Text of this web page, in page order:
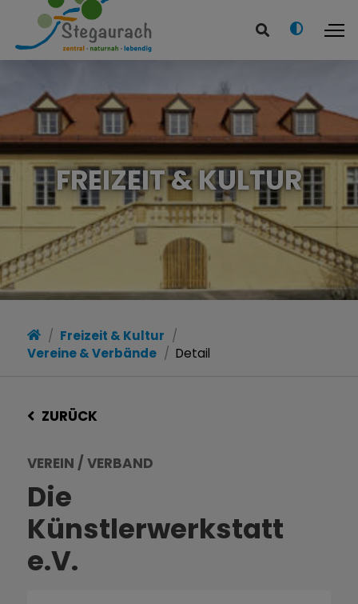
FREIZEIT & KULTUR
Freizeit & Kultur
Vereine & Verbände
Detail
ZURÜCK
VEREIN / VERBAND
Die
Künstlerwerkstatt
e.V.